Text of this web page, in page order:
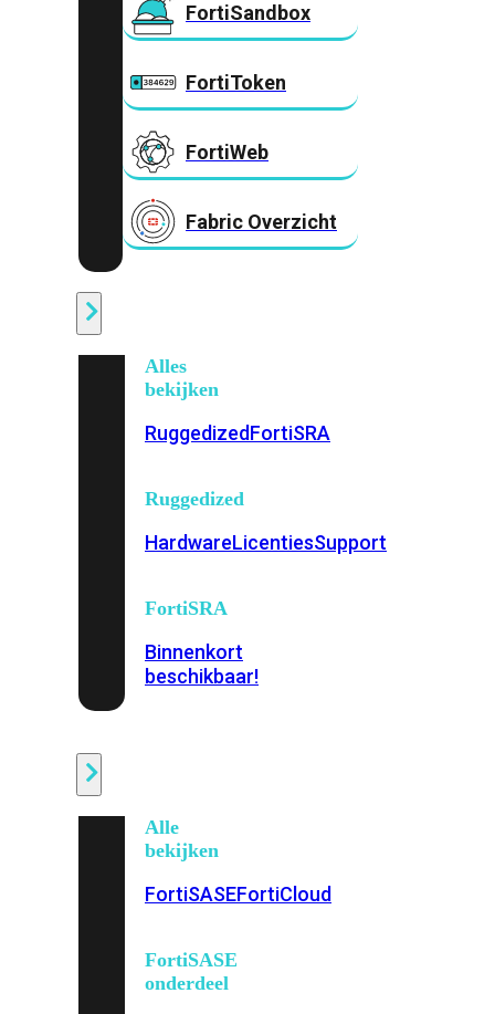
FortiSandbox
FortiToken
FortiWeb
Fabric Overzicht
Alles
bekijken
RuggedizedFortiSRA
Ruggedized
HardwareLicentiesSupport
FortiSRA
Binnenkort
beschikbaar!
Alle
bekijken
FortiSASEFortiCloud
FortiSASE
onderdeel